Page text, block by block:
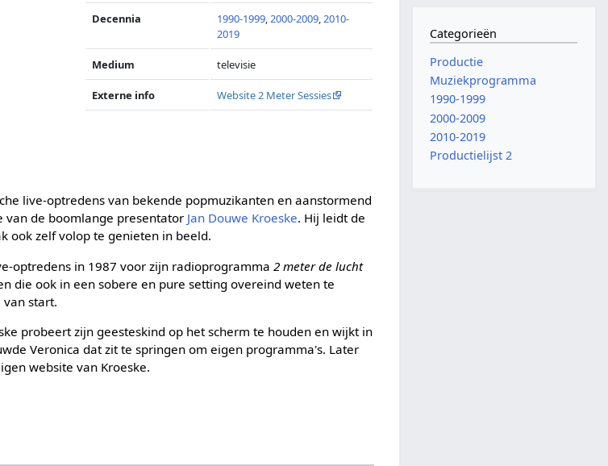
Decennia 1990-1999,2000-2009,2010-
2019
Medium televisie
Externe info Website 2 Meter Sessies
live-optredens van bekende popmuzikanten en aanstormend
van de boomlange presentator Jan Douwe Kroeske. Hij leidt de
ook zelf volop te genieten in beeld.
optredens in 1987 voor zijn radioprogramma2 meter de lucht
die ook in een sobere en pure setting overeind weten te
start.
probeert zijn geesteskind op het scherm te houden en wijkt in
Veronica dat zit te springen om eigen programma's. Later
website van Kroeske.
Categorieën
Productie
Muziekprogramma
1990-1999
2000-2009
2010-2019
Productielijst 2